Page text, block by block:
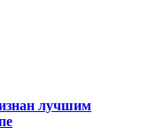
лучшим